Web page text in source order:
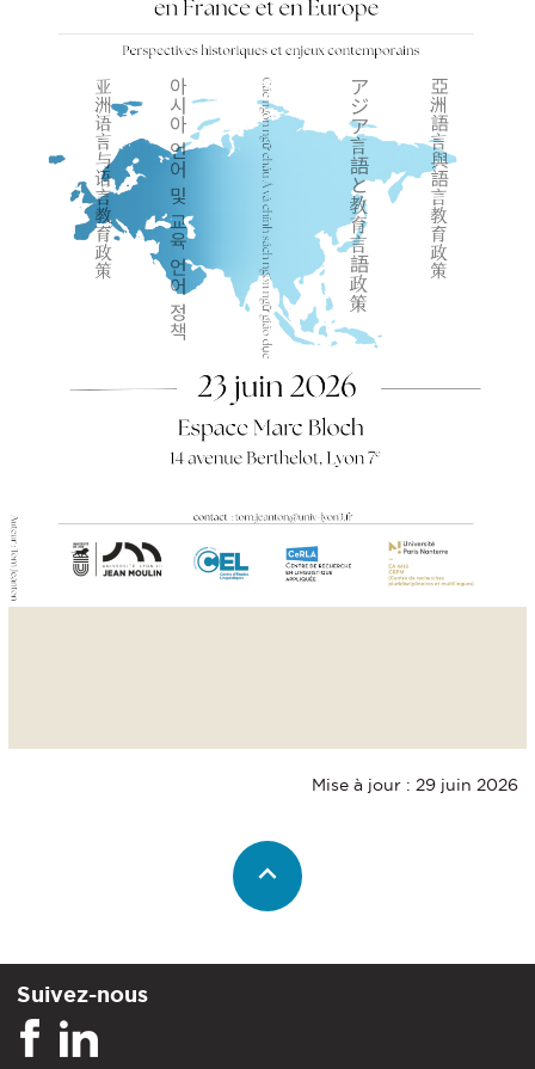
Mise à jour : 29 juin 2026
Suivez-nous